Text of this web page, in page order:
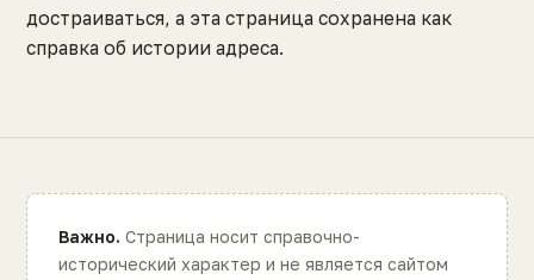
достраиваться, а эта страница сохранена как
справка об истории адреса.
Важно. Страница носит справочно-
исторический характер и не является сайтом